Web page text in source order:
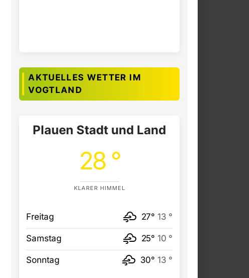
AKTUELLES WETTER IM
VOGTLAND
Plauen Stadt und Land
28 °
KLARER HIMMEL
Freitag 27° 13 °
Samstag 25° 10 °
Sonntag 30° 13 °